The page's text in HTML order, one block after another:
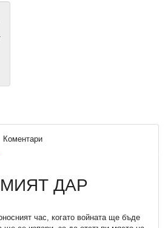
Коментари
ДАР
час, когато войната ще бъде